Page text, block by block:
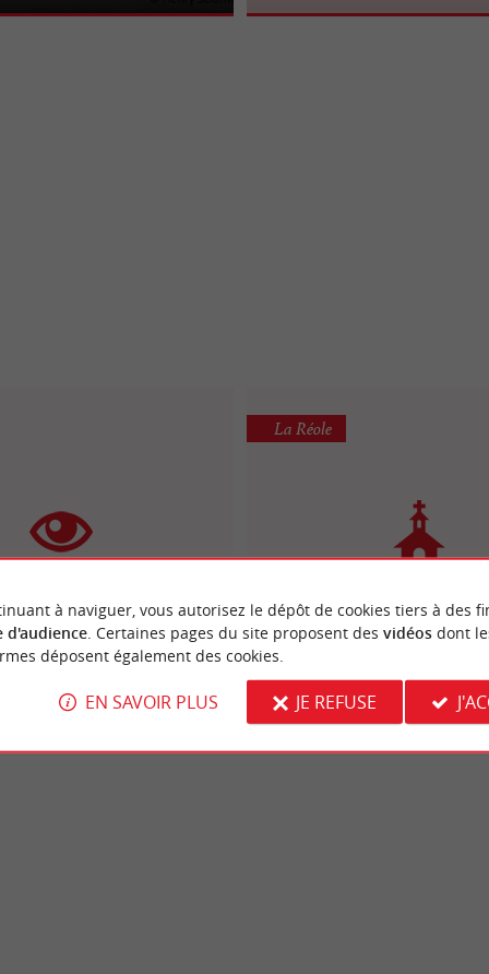
de Ville de La Réole
Bénédictins
Abbayes, Églises,
La Réole
à naviguer, vous autorisez le dépôt de cookies tiers à des
d'audience. Certaines pages du site proposent des vidéosdont
déposent également des cookies.
EN SAVOIR PLUS JE REFUSE